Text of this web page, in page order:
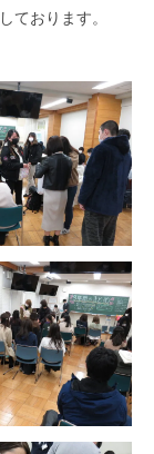
ております。